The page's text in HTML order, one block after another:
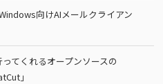
向けAIメールクライアン
てくれるオープンソースの
」